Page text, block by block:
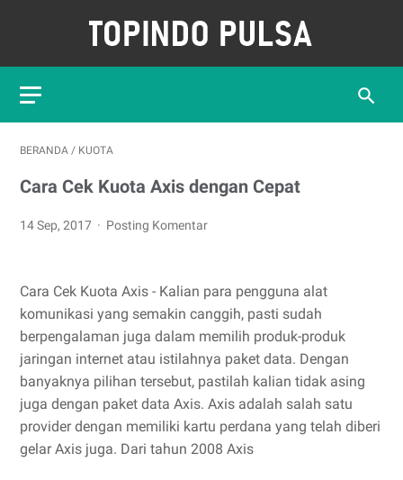
BERANDA / KUOTA
Cara Cek Kuota Axis dengan Cepat
14 Sep, 2017 Posting Komentar
Cara Cek Kuota Axis - Kalian para pengguna alat
komunikasi yang semakin canggih, pasti sudah
berpengalaman juga dalam memilih produk-produk
jaringan internet atau istilahnya paket data. Dengan
banyaknya pilihan tersebut, pastilah kalian tidak asing
juga dengan paket data Axis. Axis adalah salah satu
provider dengan memiliki kartu perdana yang telah diberi
gelar Axis juga. Dari tahun 2008 Axis